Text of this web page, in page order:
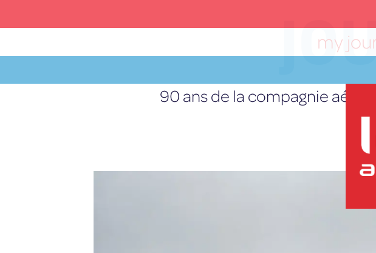
my
90 ans de la compagnie